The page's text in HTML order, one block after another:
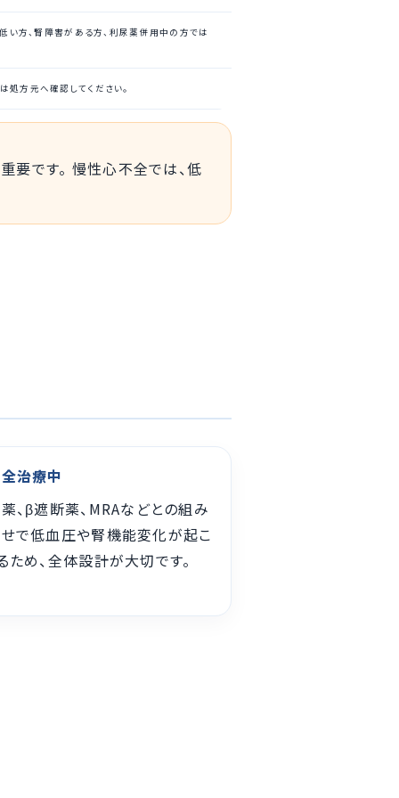
い方、腎障害がある方、利尿薬併用中の方では
処方元へ確認してください。
要です。 慢性心不全では、低
治療中
、β遮断薬、MRAなどとの組み
で低血圧や腎機能変化が起こ
ため、全体設計が大切です。